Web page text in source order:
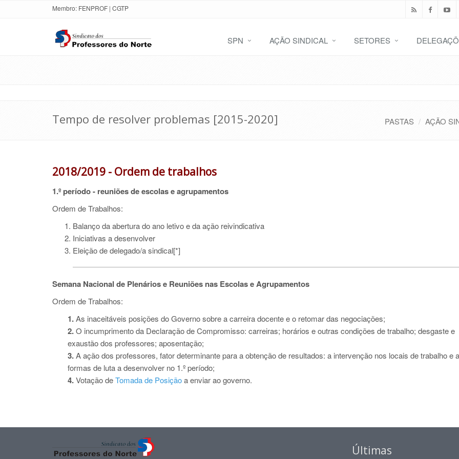
Membro: FENPROF | CGTP
SPN AÇÃO SINDICAL SETORES
Tempo de resolver problemas [2015-2020] PASTAS AÇÃO
2018/2019 - Ordem de trabalhos
1.º período - reuniões de escolas e agrupamentos
Ordem de Trabalhos:
Balanço da abertura do ano letivo e da ação reivindicativa
Iniciativas a desenvolver
Eleição de delegado/a sindical[*]
Semana Nacional de Plenários e Reuniões nas Escolas e Agrupamentos
Ordem de Trabalhos:
1.As inaceitáveis posições do Governo sobre a carreira docente e o retomar das negociações;
2.O incumprimento da Declaração de Compromisso: carreiras; horários e outras condições de trabalho; desgaste e
exaustão dos professores; aposentação;
3.A ação dos professores, fator determinante para a obtenção de resultados: a intervenção nos locais de trabalho e
formas de luta a desenvolver no 1.º período;
4.Votação deTomada de Posiçãoa enviar ao governo.
Últimas